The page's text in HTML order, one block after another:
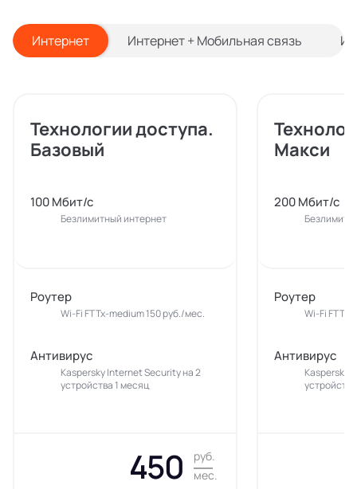
Интернет Интернет + Мобильная связь
Технологии доступа.
Базовый
100 Мбит/с
Безлимитный интернет
Роутер
Wi-Fi FTTx-medium 150 руб./мес.
Антивирус
Kaspersky Internet Security на 2
устройства 1 месяц
450
руб.
мес.
Макси
200 Мбит/с
Роутер
Wi-Fi
Антивирус
Kaspersky